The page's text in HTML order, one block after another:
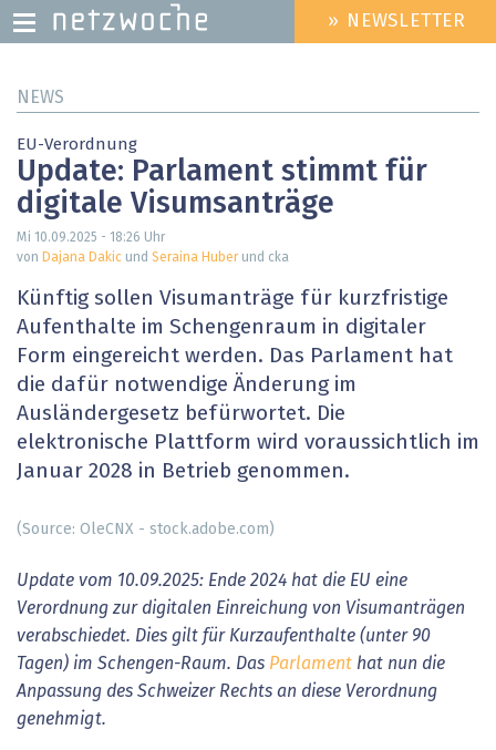
zum
HEADER
MENU
» NEWSLETTER
NEWS
EU-Verordnung
Update: Parlament stimmt für
digitale Visumsanträge
Mi 10.09.2025 - 18:26 Uhr
von Dajana Dakic und Seraina Huberund cka
Künftig sollen Visumanträge für kurzfristige
Aufenthalte im Schengenraum in digitaler
Form eingereicht werden. Das Parlament hat
die dafür notwendige Änderung im
Ausländergesetz befürwortet. Die
elektronische Plattform wird voraussichtlich im
Januar 2028 in Betrieb genommen.
(Source: OleCNX - stock.adobe.com)
Update vom 10.09.2025: Ende 2024 hat die EU eine
Verordnung zur digitalen Einreichung von Visumanträgen
verabschiedet. Dies gilt für Kurzaufenthalte (unter 90
Tagen) im Schengen-Raum. Das Parlament hat nun die
Anpassung des Schweizer Rechts an diese Verordnung
genehmigt.